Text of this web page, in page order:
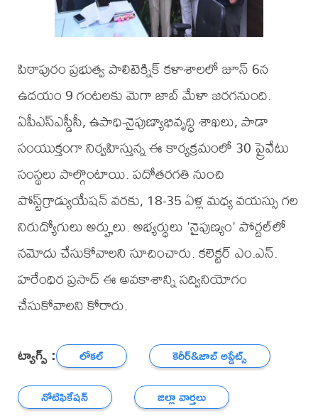
పిఠాపురం ప్రభుత్వ పాలిటెక్నిక్ కళాశాలలో జూన్ 6న
ఉదయం 9 గంటలకు మెగా జాబ్ మేళా జరగనుంది.
ఏపీఎస్ఎస్డీసీ, ఉపాధి-నైపుణ్యాభివృద్ధి శాఖలు, పాడా
సంయుక్తంగా నిర్వహిస్తున్న ఈ కార్యక్రమంలో 30 ప్రైవేటు
సంస్థలు పాల్గొంటాయి. పదోతరగతి నుంచి
పోస్ట్‌గ్రాడ్యుయేషన్ వరకు, 18-35 ఏళ్ల మధ్య వయస్సు గల
నిరుద్యోగులు అర్హులు. అభ్యర్థులు 'నైపుణ్యం' పోర్టల్‌లో
నమోదు చేసుకోవాలని సూచించారు. కలెక్టర్ ఎం.ఎన్.
హరేంధిర ప్రసాద్ ఈ అవకాశాన్ని సద్వినియోగం
చేసుకోవాలని కోరారు.
ట్యాగ్స్ : లోకల్
కెరీర్‌&జాబ్ అప్డేట్స్
నోటిఫికేషన్
జిల్లా వార్తలు